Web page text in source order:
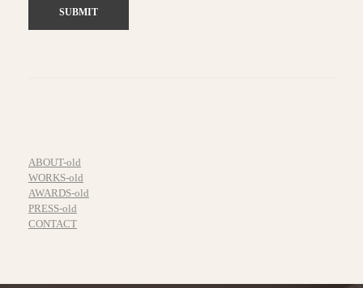
ABOUT-old
WORKS-old
AWARDS-old
PRESS-old
CONTACT